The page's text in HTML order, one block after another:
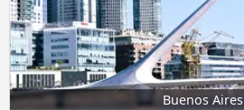
Buenos Aires